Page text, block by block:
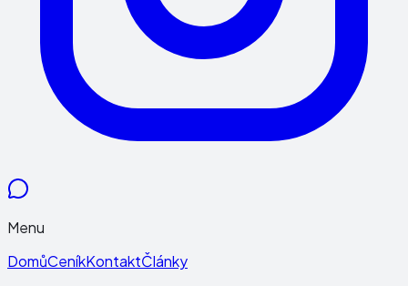
Menu
DomůCeníkKontaktČlánky